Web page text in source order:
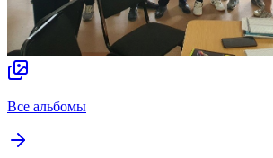
Все альбомы